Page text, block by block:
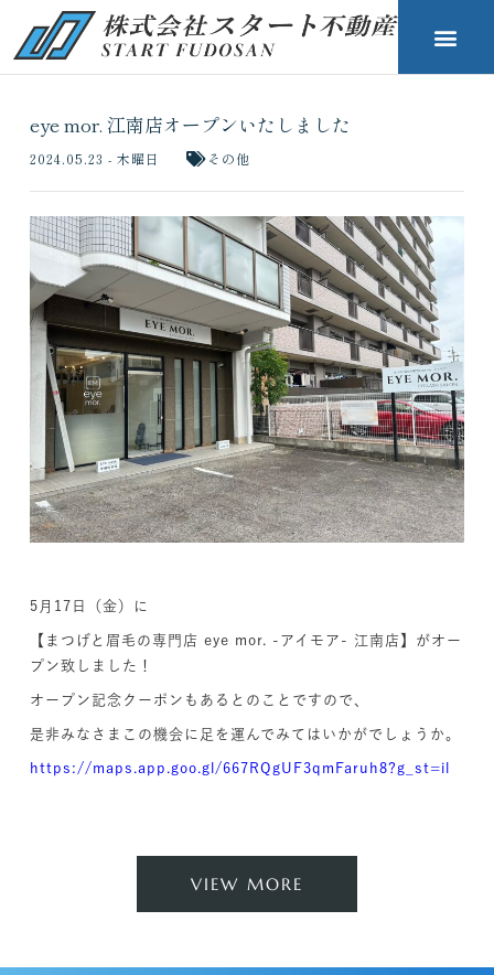
eye mor. 江南店オープンいたしました
2024.05.23 - 木曜日 その他
5月17日（金）に
【まつげと眉毛の専門店 eye mor. -アイモア- 江南店】がオー
プン致しました！
オープン記念クーポンもあるとのことですので、
是非みなさまこの機会に足を運んでみてはいかがでしょうか。
https://maps.app.goo.gl/667RQgUF3qmFaruh8?g_st=il
VIEW MORE